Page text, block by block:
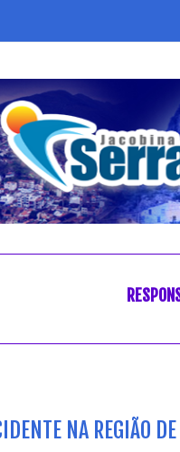
NA REGIÃO